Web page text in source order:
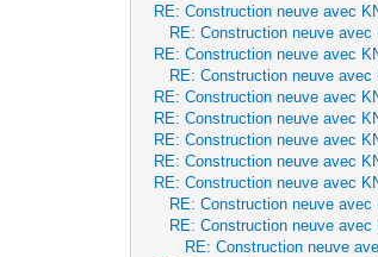
RE: Construction neuve avec
RE: Construction neuve
RE: Construction neuve avec
RE: Construction neuve
RE: Construction neuve avec
RE: Construction neuve avec
RE: Construction neuve avec
RE: Construction neuve avec
RE: Construction neuve avec
RE: Construction neuve
RE: Construction neuve
RE: Construction neuve